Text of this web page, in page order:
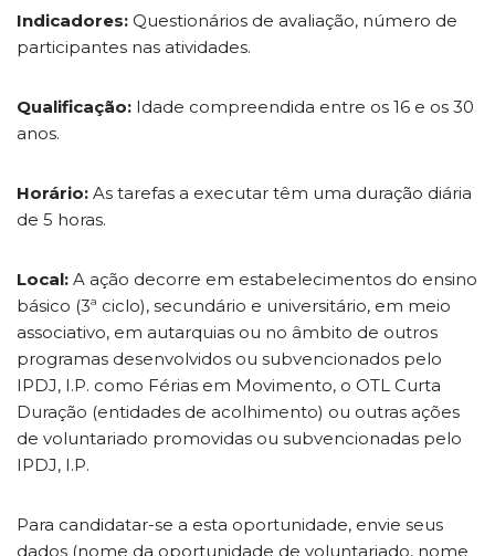
Indicadores: Questionários de avaliação, número de
participantes nas atividades.
Qualificação: Idade compreendida entre os 16 e os 30
anos.
Horário: As tarefas a executar têm uma duração diária
de 5 horas.
Local: A ação decorre em estabelecimentos do ensino
básico (3ª ciclo), secundário e universitário, em meio
associativo, em autarquias ou no âmbito de outros
programas desenvolvidos ou subvencionados pelo
IPDJ, I.P. como Férias em Movimento, o OTL Curta
Duração (entidades de acolhimento) ou outras ações
de voluntariado promovidas ou subvencionadas pelo
IPDJ, I.P.
Para candidatar-se a esta oportunidade, envie seus
dados (nome da oportunidade de voluntariado, nome